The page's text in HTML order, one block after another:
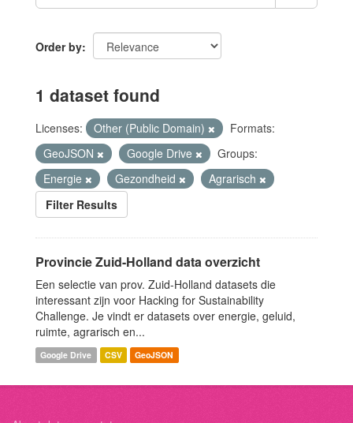
Order by
1 dataset found
Licenses: Other (Public Domain)
Formats:
GeoJSON
Google Drive
Groups:
Energie
Gezondheid
Agrarisch
Filter Results
Provincie Zuid-Holland data overzicht
Een selectie van prov. Zuid-Holland datasets die
interessant zijn voor Hacking for Sustainability
Challenge. Je vindt er datasets over energie, geluid,
ruimte, agrarisch en...
Google Drive CSV GeoJSON